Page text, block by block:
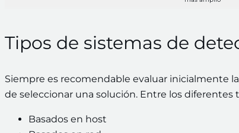
Tipos de sistemas de
Siempre es recomendable evaluar inicialmente
de seleccionar una solución. Entre los
Basados en host